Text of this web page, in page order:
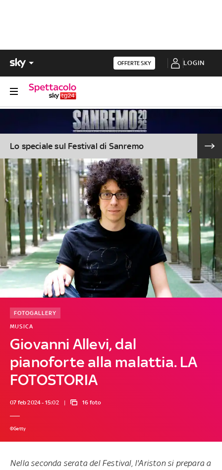
OFFERTE SKY LOGIN
Lo speciale sul Festival di Sanremo
Giovanni Allevi, dal
pianoforte alla malattia. LA
FOTOSTORIA
MUSICA
FOTOGALLERY
07 feb 2024 - 15:02 16 foto
©Getty
Nella seconda serata del Festival, l'Ariston si prepara a